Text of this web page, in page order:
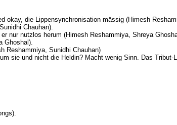
okay, die Lippensynchronisation mässig (Himesh
Chauhan).
nur nutzlos herum (Himesh Reshammiya, Shreya
Ghoshal).
Reshammiya, Sunidhi Chauhan)
sie und nicht die Heldin? Macht wenig Sinn. Das